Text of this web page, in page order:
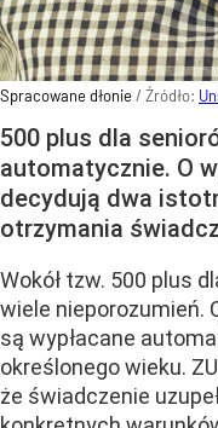
Spracowane dłonie/ Źródło:
500 plus dla
automatycznie. O
decydują dwa
otrzymania
Wokół tzw. 500 plus
wiele nieporozumień.
są wypłacane
określonego wieku.
że świadczenie